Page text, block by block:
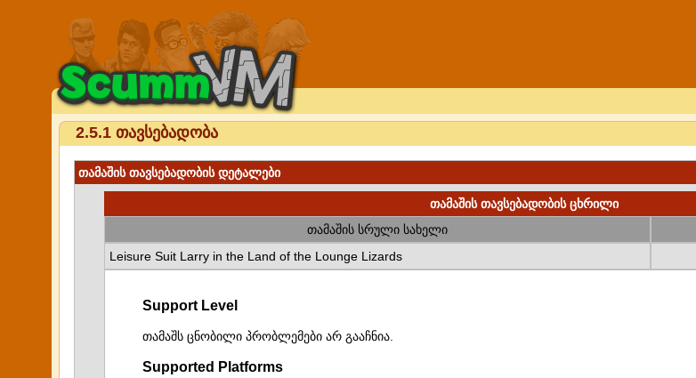
2.5.1 თავსებადობა
თამაშის თავსებადობის დეტალები
თამაშის თავსებადობის ცხრილი
თამაშის სრული სახელი
Leisure Suit Larry in the Land of the Lounge Lizards
Support Level
თამაშს ცნობილი პრობლემები არ გააჩნია.
Supported Platforms